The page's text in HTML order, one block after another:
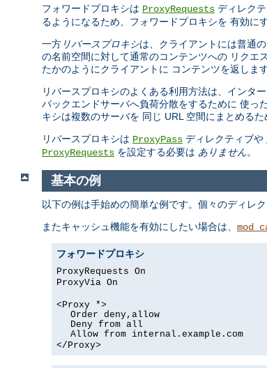
フォワードプロキシは ProxyRequests ディレク
るようになるため、フォワードプロキシを 有効に
一方 リバースプロキシは、クライアントには普通
の名前空間に対して通常のコンテンツへの リクエ
たかのようにクライアントに コンテンツを返します
リバースプロキシのよくある利用方法は、インタ
バックエンドサーバへ負荷分散をするために 使っ
キシは複数のサーバを 同じ URL 空間にまとめるた
リバースプロキシは ProxyPass ディレクティブや
ProxyRequests を設定する必要は ありません。
基本の例
以下の例は手始めの簡単な例です。個々のディレ
またキャッシュ機能を有効にしたい場合は、
フォワードプロキシ
ProxyRequests On
ProxyVia On
<Proxy *>
Order deny,allow
Deny from all
Allow from internal.example.com
</Proxy>